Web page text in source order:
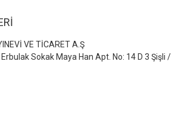
VE TİCARET A.Ş
Sokak Maya Han Apt. No: 14 D 3 Şişli /